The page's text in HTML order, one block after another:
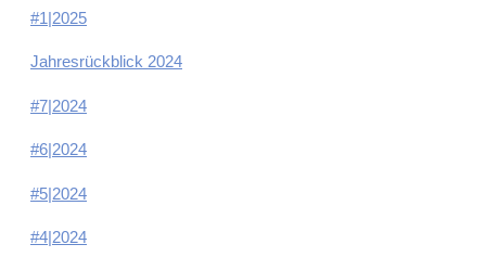
#1|2025
Jahresrückblick 2024
#7|2024
#6|2024
#5|2024
#4|2024